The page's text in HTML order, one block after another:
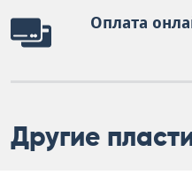
Оплата
Другие